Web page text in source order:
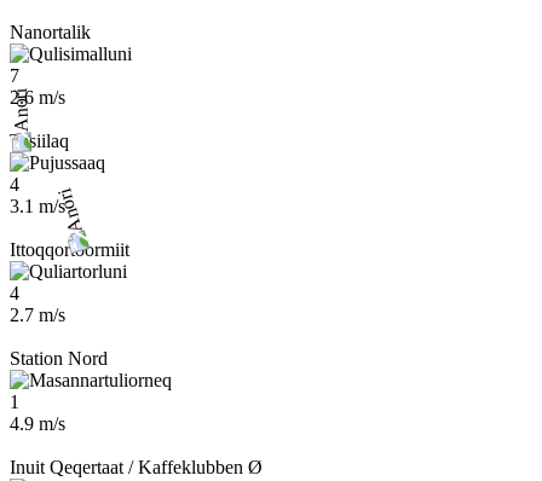
Nanortalik
7
2.6 m/s
Tasiilaq
4
3.1 m/s
Ittoqqortoormiit
4
2.7 m/s
Station Nord
1
4.9 m/s
Inuit Qeqertaat / Kaffeklubben Ø